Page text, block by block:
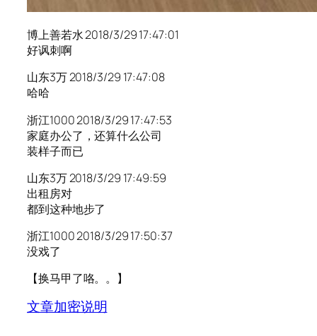
博上善若水 2018/3/29 17:47:01
好讽刺啊
山东3万 2018/3/29 17:47:08
哈哈
浙江1000 2018/3/29 17:47:53
家庭办公了，还算什么公司
装样子而已
山东3万 2018/3/29 17:49:59
出租房对
都到这种地步了
浙江1000 2018/3/29 17:50:37
没戏了
【换马甲了咯。。】
文章加密说明